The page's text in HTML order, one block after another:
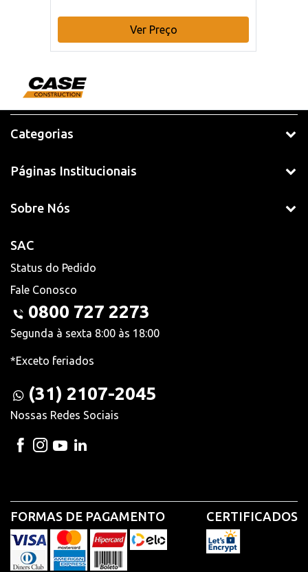
Ver Preço
Categorias
Páginas Institucionais
Sobre Nós
SAC
Status do Pedido
Fale Conosco
0800 727 2273
Segunda à sexta 8:00 às 18:00
*Exceto feriados
(31) 2107-2045
Nossas Redes Sociais
FORMAS DE PAGAMENTO CERTIFICADOS